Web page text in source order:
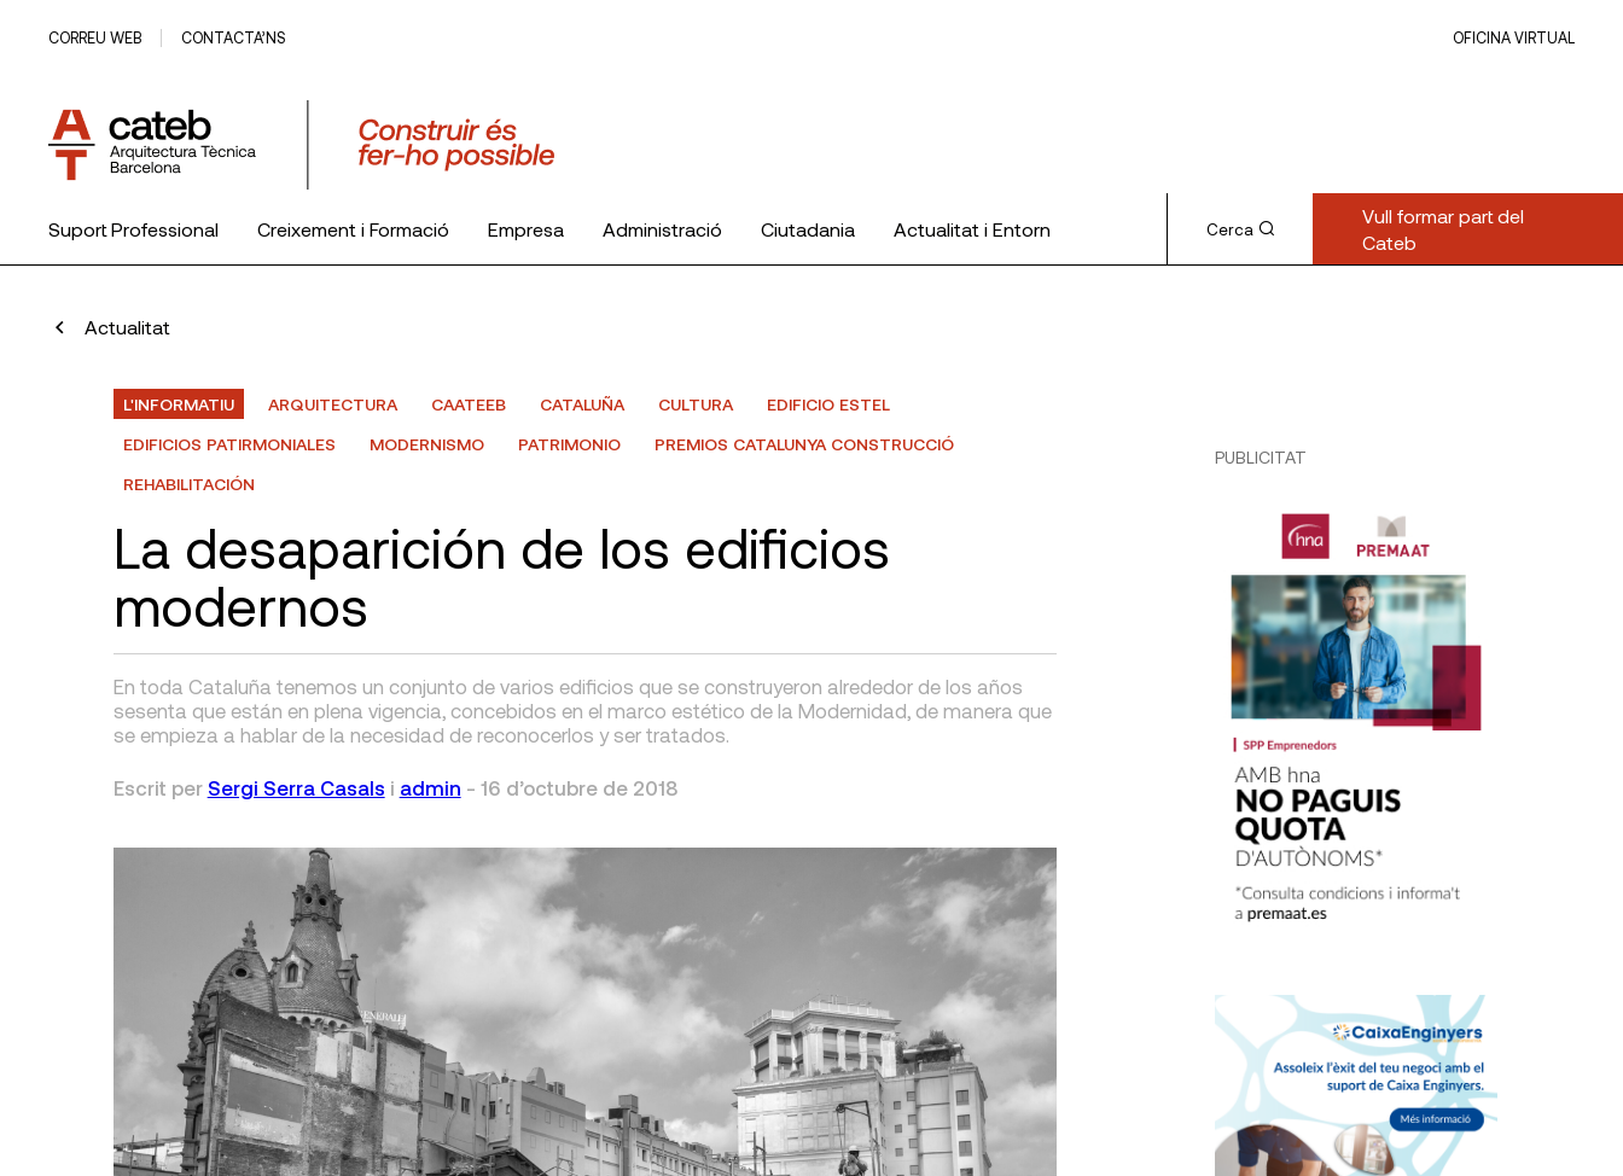
CORREU WEB CONTACTA’NS OFICINA VIRTUAL
Suport Professional Creixement i Formació Empresa Administració Ciutadania Actualitat i Entorn Cerca
Vull formar part del
Cateb
Actualitat
L'INFORMATIU ARQUITECTURA CAATEEB CATALUÑA CULTURA
EDIFICIO ESTEL
EDIFICIOS PATIRMONIALES
MODERNISMO PATRIMONIO
PREMIOS CATALUNYA CONSTRUCCIÓ
REHABILITACIÓN
La desaparición de los edificios
modernos
En toda Cataluña tenemos un conjunto de varios edificios que se construyeron alrededor de los años
sesenta que están en plena vigencia, concebidos en el marco estético de la Modernidad, de manera que
se empieza a hablar de la necesidad de reconocerlos y ser tratados.
Escrit per Sergi Serra Casals i admin - 16 d’octubre de 2018
PUBLICITAT